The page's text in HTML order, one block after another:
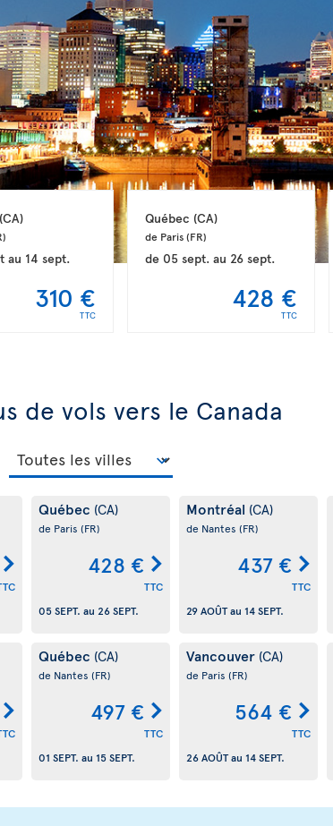
(CA)
au 14 sept.
310 €
TTC
Québec (CA)
de Paris (FR)
de 05 sept. au 26 sept.
428 €
TTC
de vols vers le Canada
Québec (CA)
de Paris (FR)
428 €
TTC
05 SEPT. au 26 SEPT.
Montréal (CA)
de Nantes (FR)
437 €
TTC
29 AOÛTau 14 SEPT.
Québec (CA)
de Nantes (FR)
497 €
TTC
01 SEPT. au 15 SEPT.
Vancouver (CA)
de Paris (FR)
564 €
TTC
26 AOÛTau 14 SEPT.